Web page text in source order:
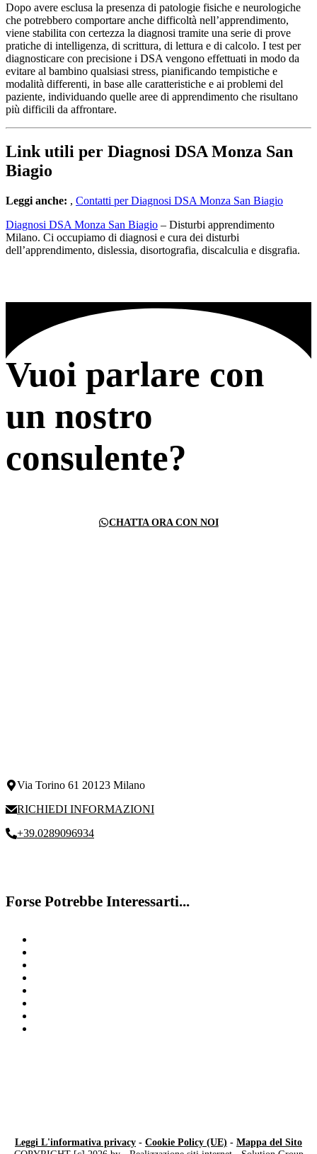
Dopo avere esclusa la presenza di patologie fisiche e neurologiche
che potrebbero comportare anche difficoltà nell’apprendimento,
viene stabilita con certezza la diagnosi tramite una serie di prove
pratiche di intelligenza, di scrittura, di lettura e di calcolo. I test per
diagnosticare con precisione i DSA vengono effettuati in modo da
evitare al bambino qualsiasi stress, pianificando tempistiche e
modalità differenti, in base alle caratteristiche e ai problemi del
paziente, individuando quelle aree di apprendimento che risultano
più difficili da affrontare.
Link utili per Diagnosi DSA Monza San
Biagio
Leggi anche: , Contatti per Diagnosi DSA Monza San Biagio
Diagnosi DSA Monza San Biagio – Disturbi apprendimento
Milano. Ci occupiamo di diagnosi e cura dei disturbi
dell’apprendimento, dislessia, disortografia, discalculia e disgrafia.
Vuoi parlare con
un nostro
consulente?
CHATTA ORA CON NOI
Via Torino 61 20123 Milano
RICHIEDI INFORMAZIONI
+39.0289096934
Forse Potrebbe Interessarti...
Leggi L'informativa privacy - Cookie Policy (UE) - Mappa del Sito